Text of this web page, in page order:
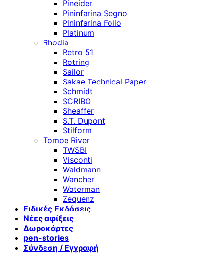
Pineider
Pininfarina Segno
Pininfarina Folio
Platinum
Rhodia
Retro 51
Rotring
Sailor
Sakae Technical Paper
Schmidt
SCRIBO
Sheaffer
S.T. Dupont
Stilform
Tomoe River
TWSBI
Visconti
Waldmann
Wancher
Waterman
Zequenz
Ειδικές Εκδόσεις
Νέες αφίξεις
Δωροκάρτες
pen-stories
Σύνδεση / Εγγραφή